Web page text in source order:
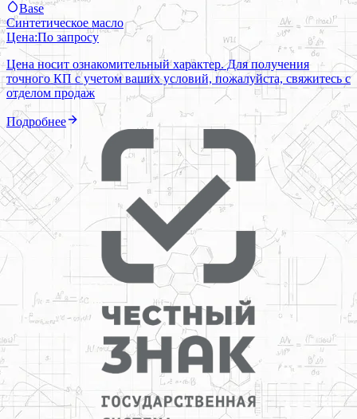
Base
Синтетическое масло
Цена:По запросу
Цена носит ознакомительный характер. Для получения
точного КП с учетом ваших условий, пожалуйста, свяжитесь с
отделом продаж
Подробнее